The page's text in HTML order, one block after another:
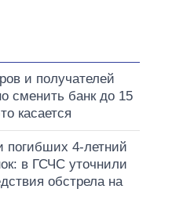
и получателей
сменить банк до 15
касается
погибших 4-летний
в ГСЧС уточнили
обстрела на